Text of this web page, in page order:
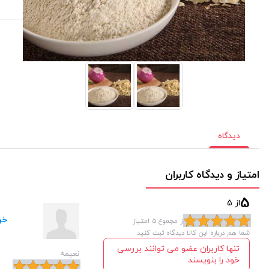
دیدگاه
امتیاز و دیدگاه کاربران
5از 5
از مجموع 5 امتیاز
شما هم درباره این کالا دیدگاه ثبت کنید
تنها کاربران عضو می توانند بررسی
خود را بنویسند
نعیمه